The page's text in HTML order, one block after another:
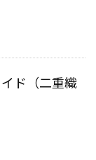
ド（二重織